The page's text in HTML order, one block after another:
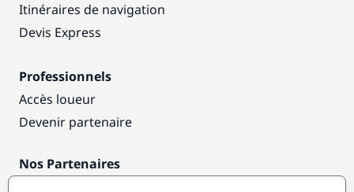
Itinéraires de navigation
Devis Express
Professionnels
Accès loueur
Devenir partenaire
Nos Partenaires